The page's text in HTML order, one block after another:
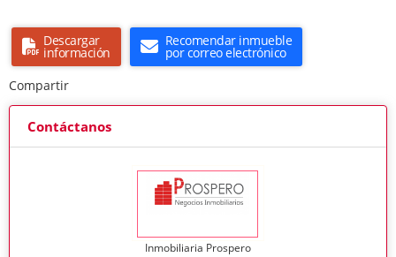
Descargar
información
Recomendar inmueble
por correo electrónico
Compartir
Contáctanos
Inmobiliaria Prospero